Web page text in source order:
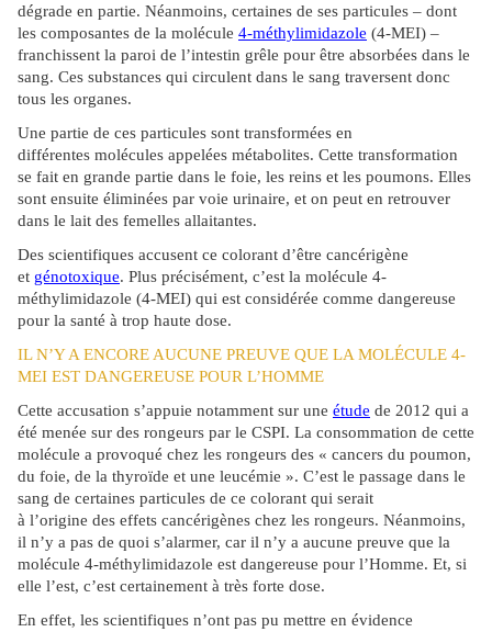
dégrade en partie. Néanmoins, certaines de ses particules – dont
les composantes de la molécule 4-méthylimidazole (4-MEI) –
franchissent la paroi de l’intestin grêle pour être absorbées dans le
sang. Ces substances qui circulent dans le sang traversent donc
tous les organes.
Une partie de ces particules sont transformées en
différentes molécules appelées métabolites. Cette transformation
se fait en grande partie dans le foie, les reins et les poumons. Elles
sont ensuite éliminées par voie urinaire, et on peut en retrouver
dans le lait des femelles allaitantes.
Des scientifiques accusent ce colorant d’être cancérigène
et génotoxique. Plus précisément, c’est la molécule 4-
méthylimidazole (4-MEI) qui est considérée comme dangereuse
pour la santé à trop haute dose.
IL N’Y A ENCORE AUCUNE PREUVE QUE LA MOLÉCULE 4-
MEI EST DANGEREUSE POUR L’HOMME
Cette accusation s’appuie notamment sur une étude de 2012 qui a
été menée sur des rongeurs par le CSPI. La consommation de cette
molécule a provoqué chez les rongeurs des « cancers du poumon,
du foie, de la thyroïde et une leucémie ». C’est le passage dans le
sang de certaines particules de ce colorant qui serait
à l’origine des effets cancérigènes chez les rongeurs. Néanmoins,
il n’y a pas de quoi s’alarmer, car il n’y a aucune preuve que la
molécule 4-méthylimidazole est dangereuse pour l’Homme. Et, si
elle l’est, c’est certainement à très forte dose.
En effet, les scientifiques n’ont pas pu mettre en évidence